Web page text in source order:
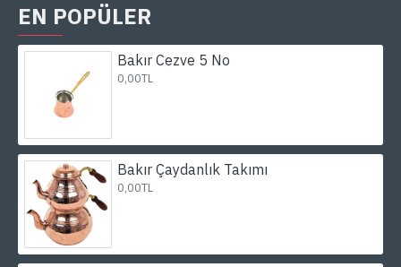
EN POPÜLER
Bakır Cezve 5 No
0,00TL
Bakır Çaydanlık Takımı
0,00TL